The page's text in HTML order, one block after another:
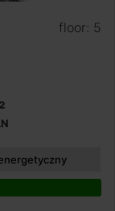
floor: 5